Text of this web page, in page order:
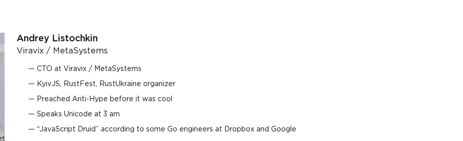
Andrey Listochkin
Viravix / MetaSystems
CTO at Viravix / MetaSystems
KyivJS, RustFest, RustUkraine organizer
Preached Anti-Hype before it was cool
Speaks Unicode at 3 am
“JavaScript Druid” according to some Go engineers at Dropbox and Google